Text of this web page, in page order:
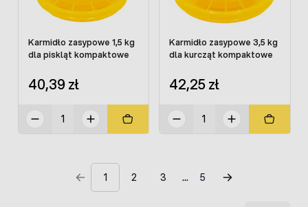
Karmidło zasypowe 1,5 kg
dla piskląt kompaktowe
40,39 zł
Karmidło zasypowe 3,5 kg
dla kurcząt kompaktowe
42,25 zł
1 2 3 5